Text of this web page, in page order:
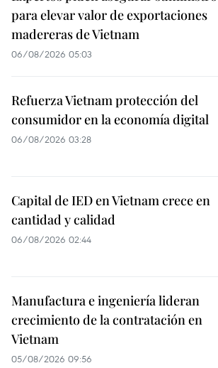
para elevar valor de exportaciones
madereras de Vietnam
06/08/2026 05:03
Refuerza Vietnam protección del
consumidor en la economía digital
06/08/2026 03:28
Capital de IED en Vietnam crece en
cantidad y calidad
06/08/2026 02:44
Manufactura e ingeniería lideran
crecimiento de la contratación en
Vietnam
05/08/2026 09:56